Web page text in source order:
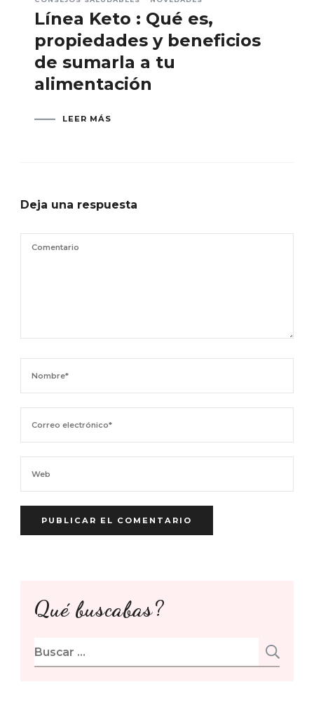
Línea Keto : Qué es,
propiedades y beneficios
de sumarla a tu
alimentación
LEER MÁS
Deja una respuesta
Qué buscabas?
Buscar: